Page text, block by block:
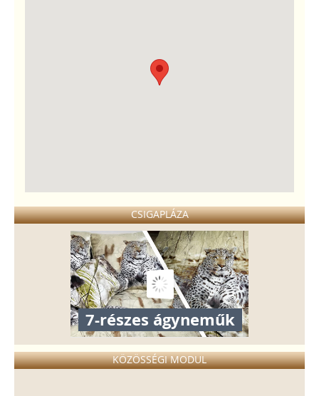
CSIGAPLÁZA
7-részes ágyneműk
KÖZÖSSÉGI MODUL